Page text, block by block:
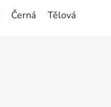
Černá Tělová